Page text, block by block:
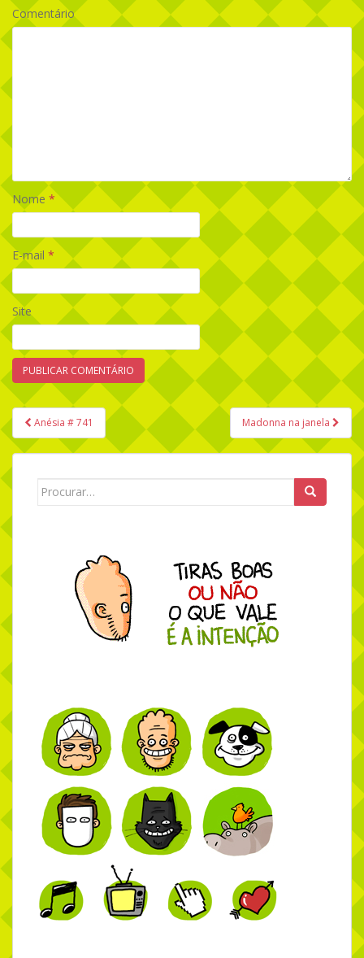
Comentário
Nome *
E-mail *
Site
Navegação de Post
Anésia # 741 Madonna na janela
Search for: